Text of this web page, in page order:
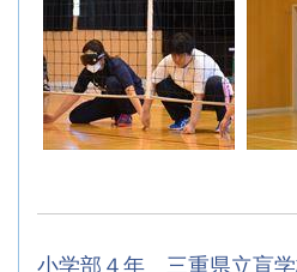
小学部４年 三重県立盲